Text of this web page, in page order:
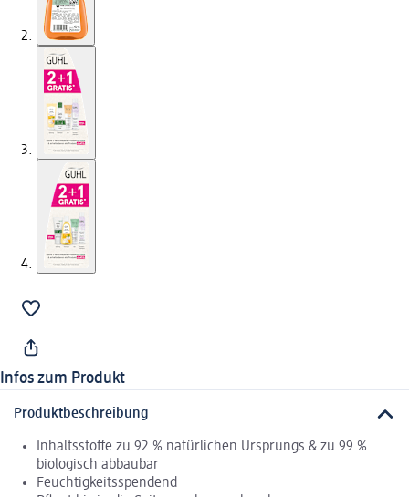
Infos zum Produkt
Produktbeschreibung
Inhaltsstoffe zu 92 % natürlichen Ursprungs & zu 99 %
biologisch abbaubar
Feuchtigkeitsspendend